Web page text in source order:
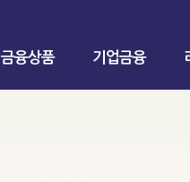
금융상품 기업금융